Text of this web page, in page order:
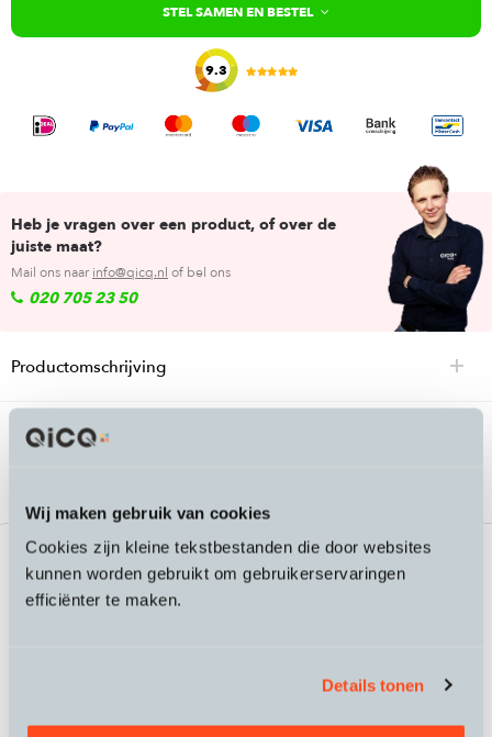
Wij maken gebruik van cookies
Cookies zijn kleine tekstbestanden die door websites
kunnen worden gebruikt om gebruikerservaringen
efficiënter te maken.
Details tonen
STEL SAMEN EN BESTEL
9.3
Heb je vragen over een product, of over de
juiste maat?
Mail ons naar info@qicq.nl of bel ons
020 705 23 50
Productomschrijving
Passende accessoires bij de Tracefy